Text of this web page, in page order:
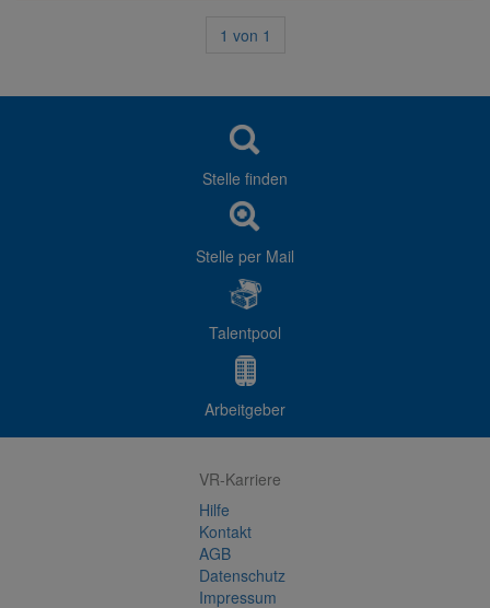
1 von 1
Stelle finden
Stelle per Mail
Talentpool
Arbeitgeber
VR-Karriere
Hilfe
Kontakt
AGB
Datenschutz
Impressum